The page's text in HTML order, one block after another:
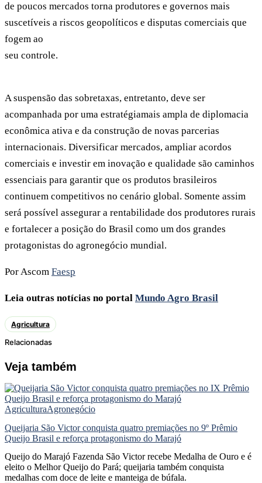
de poucos mercados torna produtores e governos mais
suscetíveis a riscos geopolíticos e disputas comerciais que
fogem ao
seu controle.
A suspensão das sobretaxas, entretanto, deve ser
acompanhada por uma estratégiamais ampla de diplomacia
econômica ativa e da construção de novas parcerias
internacionais. Diversificar mercados, ampliar acordos
comerciais e investir em inovação e qualidade são caminhos
essenciais para garantir que os produtos brasileiros
continuem competitivos no cenário global. Somente assim
será possível assegurar a rentabilidade dos produtores rurais
e fortalecer a posição do Brasil como um dos grandes
protagonistas do agronegócio mundial.
Por Ascom Faesp
Leia outras notícias no portal Mundo Agro Brasil
Agricultura
Relacionadas
Veja também
AgriculturaAgronegócio
Queijaria São Victor conquista quatro premiações no 9º Prêmio
Queijo Brasil e reforça protagonismo do Marajó
Queijo do Marajó Fazenda São Victor recebe Medalha de Ouro e é
eleito o Melhor Queijo do Pará; queijaria também conquista
medalhas com doce de leite e manteiga de búfala.